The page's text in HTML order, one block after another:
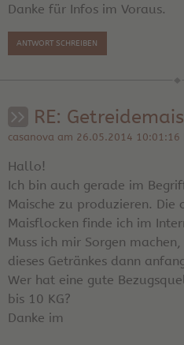
Danke für Infos im Voraus.
ANTWORT SCHREIBEN
RE:
casanova am 26.05.2014 10:01:16
Hallo!
Ich bin auch gerade im
Maische zu produzieren. Die
Maisflocken finde ich im
Muss ich mir Sorgen
dieses Getränkes dann
Wer hat eine gute
bis 10 KG?
Danke im